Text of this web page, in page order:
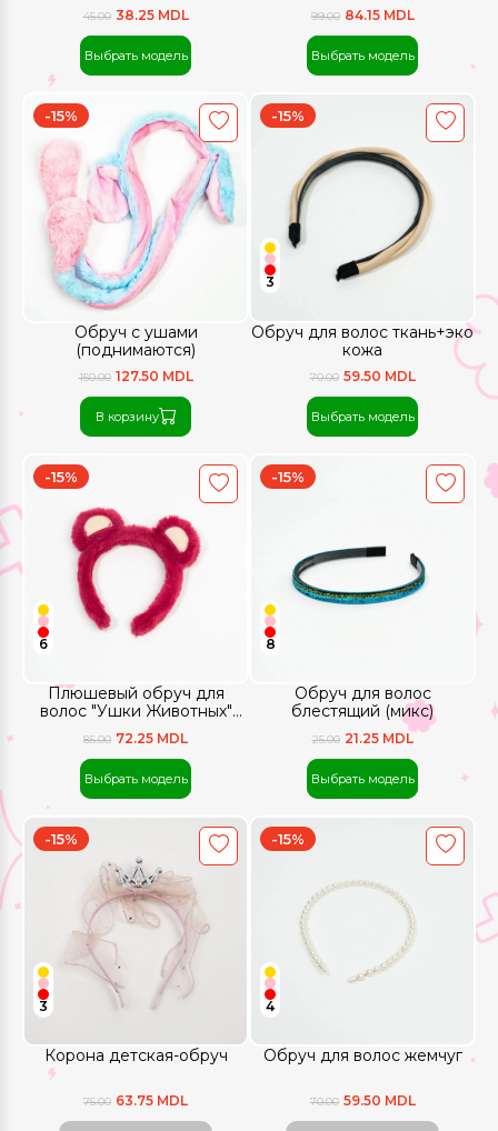
45.00 38.25 MDL
Выбрать модель
99.00 84.15 MDL
Выбрать модель
Обруч с ушами
(поднимаются)
-15%
150.00 127.50 MDL
В корзину
Обруч для волос ткань+эко
кожа
-15%
3
70.00 59.50 MDL
Выбрать модель
Плюшевый обруч для
волос "Ушки Животных"
(Микс)
-15%
6
85.00 72.25 MDL
Выбрать модель
Обруч для волос
блестящий (микс)
-15%
8
25.00 21.25 MDL
Выбрать модель
Корона детская-обруч
-15%
3
75.00 63.75 MDL
Обруч для волос жемчуг
-15%
4
70.00 59.50 MDL